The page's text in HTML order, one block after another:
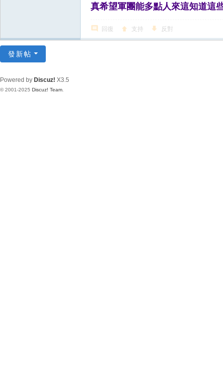
真希望軍團能多點人來這知道這
回復 支持 反對
發新帖
Powered by Discuz! X3.5
© 2001-2025 Discuz! Team